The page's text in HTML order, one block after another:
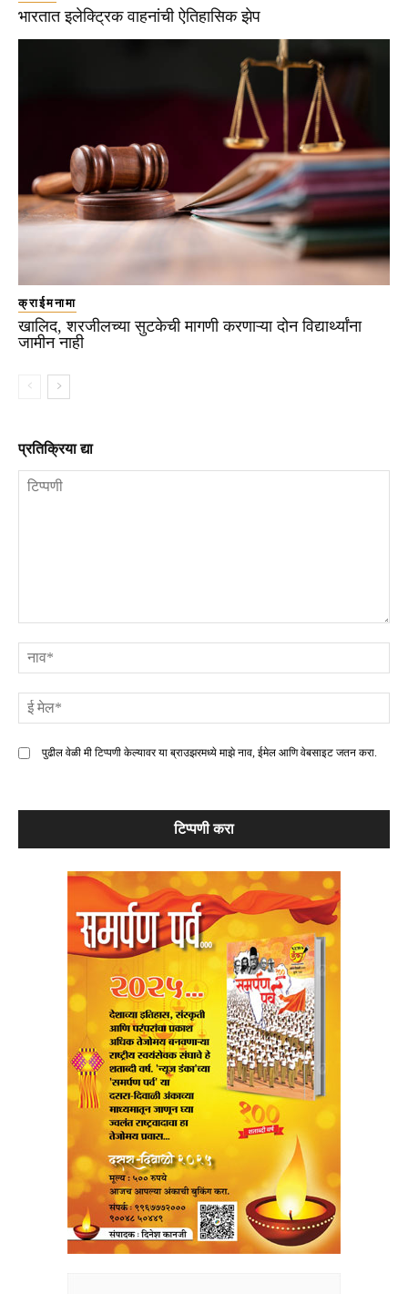
भारतात इलेक्ट्रिक वाहनांची ऐतिहासिक झेप
क्राईमनामा
खालिद, शरजीलच्या सुटकेची मागणी करणाऱ्या दोन विद्यार्थ्यांना
जामीन नाही
प्रतिक्रिया द्या
पुढील वेळी मी टिप्पणी केल्यावर या ब्राउझरमध्ये माझे नाव, ईमेल आणि वेबसाइट जतन करा.